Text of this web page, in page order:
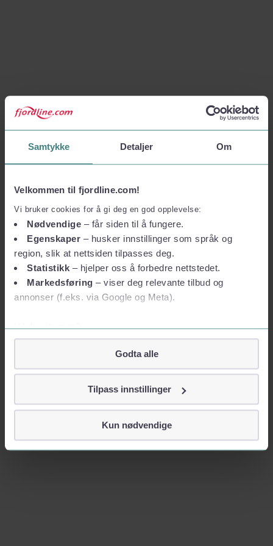
Samtykke Detaljer Om
Velkommen til fjordline.com!
Vi bruker cookies for å gi deg en god opplevelse:
Nødvendige – får siden til å fungere.
Egenskaper – husker innstillinger som språk og
region, slik at nettsiden tilpasses deg.
Statistikk – hjelper oss å forbedre nettstedet.
Markedsføring – viser deg relevante tilbud og
annonser (f.eks. via Google og Meta).
Vil du vite mer?
Om informasjonskapsler
Googles retningslinjer for personvern
Vi tar ditt personvern på alvor
identifiserer deg, som navn eller telefonnummer.
Godta alle
Tilpass innstillinger
Kun nødvendige